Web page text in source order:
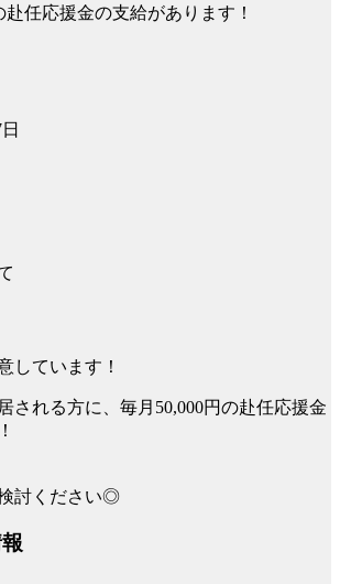
赴任応援金の支給があります！
しています！
される方に、毎月50,000円の赴任応援金
討ください◎